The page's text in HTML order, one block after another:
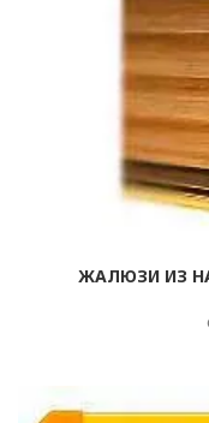
ЖАЛЮЗИ ИЗ